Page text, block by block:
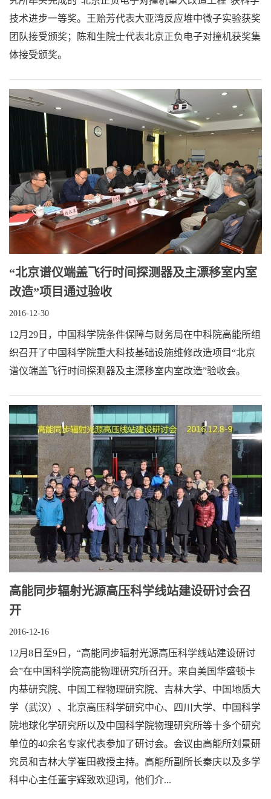
技术进步一等奖。王贻芳代表大亚湾反应堆中微子实验获奖
团队接受颁奖；陈和生院士代表北京正负电子对撞机获奖集
体接受颁奖。
“北京谱仪端盖飞行时间探测器及主漂移室内室
改造”项目通过验收
2016-12-30
12月29日，中国科学院条件保障与财务局在中科院高能所组
织召开了中国科学院重大科技基础设施维修改造项目“北京
谱仪端盖飞行时间探测器及主漂移室内室改造”验收会。
高能同步辐射光源高压科学线站建设研讨会召
开
2016-12-16
12月8日至9日，“高能同步辐射光源高压科学线站建设研讨
会”在中国科学院高能物理研究所召开。来自美国华盛顿卡
内基研究院、中国工程物理研究院、吉林大学、中国地质大
学（武汉）、北京高压科学研究中心、四川大学、中国科学
院地球化学研究所以及中国科学院物理研究所等十多个研究
单位的40余名专家代表参加了研讨会。会议由高能所刘景研
究员和吉林大学崔田教授主持。高能所副所长秦庆以及多学
科中心主任董宇辉致欢迎词，他们介...